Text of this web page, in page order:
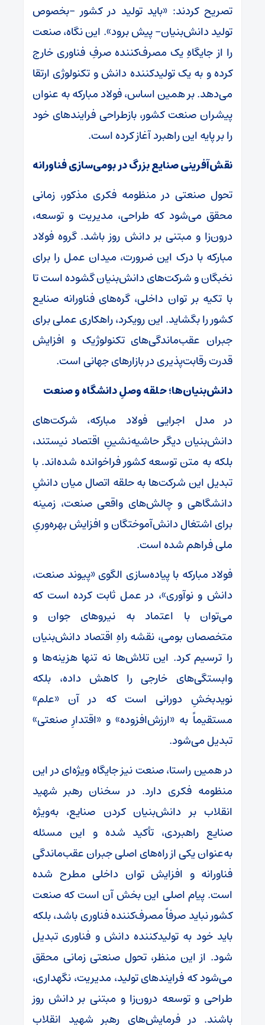
تصریح کردند: «باید تولید در کشور -بخصوص
تولید دانش‌بنیان- پیش برود». این نگاه، صنعت
را از جایگاهِ یک مصرف‌کننده صرفِ فناوری خارج
کرده و به یک تولیدکننده دانش و تکنولوژی ارتقا
می‌دهد. بر همین اساس، فولاد مبارکه به عنوان
پیشران صنعت کشور، بازطراحی فرایندهای خود
را بر پایه این راهبرد آغاز کرده است.
نقش‌آفرینی صنایع بزرگ در بومی‌سازی فناورانه
تحول صنعتی در منظومه فکری مذکور، زمانی
محقق می‌شود که طراحی، مدیریت و توسعه،
درون‌زا و مبتنی بر دانش روز باشد. گروه فولاد
مبارکه با درک این ضرورت، میدان عمل را برای
نخبگان و شرکت‌های دانش‌بنیان گشوده است تا
با تکیه بر توان داخلی، گره‌های فناورانه صنایع
کشور را بگشاید. این رویکرد، راهکاری عملی برای
جبران عقب‌ماندگی‌های تکنولوژیک و افزایش
قدرت رقابت‌پذیری در بازارهای جهانی است.
دانش‌بنیان‌ها؛ حلقه وصلِ دانشگاه و صنعت
در مدل اجرایی فولاد مبارکه، شرکت‌های
دانش‌بنیان دیگر حاشیه‌نشینِ اقتصاد نیستند،
بلکه به متن توسعه کشور فراخوانده شده‌اند. با
تبدیل این شرکت‌ها به حلقه اتصال میان دانشِ
دانشگاهی و چالش‌های واقعی صنعت، زمینه
برای اشتغال دانش‌آموختگان و افزایش بهره‌وریِ
ملی فراهم شده است.
فولاد مبارکه با پیاده‌سازی الگوی «پیوند صنعت،
دانش و نوآوری»، در عمل ثابت کرده است که
می‌توان با اعتماد به نیروهای جوان و
متخصصان بومی، نقشه راهِ اقتصاد دانش‌بنیان
را ترسیم کرد. این تلاش‌ها نه تنها هزینه‌ها و
وابستگی‌های خارجی را کاهش داده، بلکه
نویدبخشِ دورانی است که در آن «علم»
مستقیماً به «ارزش‌افزوده» و «اقتدارِ صنعتی»
تبدیل می‌شود.
در همین راستا، صنعت نیز جایگاه ویژه‌ای در این
منظومه فکری دارد. در سخنان رهبر شهید
انقلاب بر دانش‌بنیان کردن صنایع، به‌ویژه
صنایع راهبردی، تأکید شده و این مسئله
به‌عنوان یکی از راه‌های اصلی جبران عقب‌ماندگی
فناورانه و افزایش توان داخلی مطرح شده
است. پیام اصلی این بخش آن است که صنعت
کشور نباید صرفاً مصرف‌کننده فناوری باشد، بلکه
باید خود به تولیدکننده دانش و فناوری تبدیل
شود. از این منظر، تحول صنعتی زمانی محقق
می‌شود که فرایندهای تولید، مدیریت، نگهداری،
طراحی و توسعه درون‌زا و مبتنی بر دانش روز
باشند. در فرمایش‌های رهبر شهید انقلاب